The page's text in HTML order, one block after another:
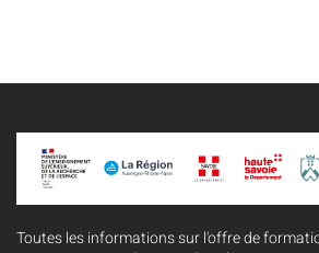
Toutes les informations sur l'offre de